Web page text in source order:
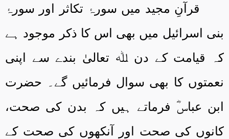
قرآنِ مجید میں سورۂ تکاثر اور سورۂ
بنی اسرائیل میں بھی اس کا ذکر موجود ہے
کہ قیامت کے دن ﷲ تعالیٰ بندے سے اپنی
نعمتوں کا بھی سوال فرمائیں گے۔ حضرت
ابن عباسؓ فرماتے ہیں کہ بدن کی صحت،
کانوں کی صحت اور آنکھوں کی صحت کے